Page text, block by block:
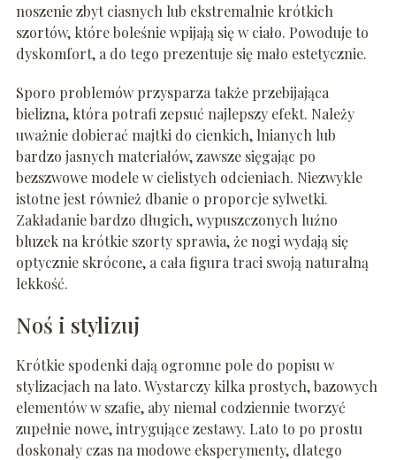
noszenie zbyt ciasnych lub ekstremalnie krótkich
szortów, które boleśnie wpijają się w ciało. Powoduje to
dyskomfort, a do tego prezentuje się mało estetycznie.
Sporo problemów przysparza także przebijająca
bielizna, która potrafi zepsuć najlepszy efekt. Należy
uważnie dobierać majtki do cienkich, lnianych lub
bardzo jasnych materiałów, zawsze sięgając po
bezszwowe modele w cielistych odcieniach. Niezwykle
istotne jest również dbanie o proporcje sylwetki.
Zakładanie bardzo długich, wypuszczonych luźno
bluzek na krótkie szorty sprawia, że nogi wydają się
optycznie skrócone, a cała figura traci swoją naturalną
lekkość.
Noś i stylizuj
Krótkie spodenki dają ogromne pole do popisu w
stylizacjach na lato. Wystarczy kilka prostych, bazowych
elementów w szafie, aby niemal codziennie tworzyć
zupełnie nowe, intrygujące zestawy. Lato to po prostu
doskonały czas na modowe eksperymenty, dlatego